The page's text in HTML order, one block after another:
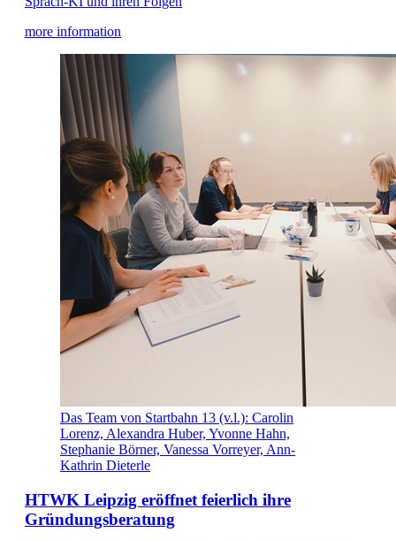
more information
Das Team von Startbahn 13 (v.l.): Carolin
Lorenz, Alexandra Huber, Yvonne Hahn,
Stephanie Börner, Vanessa Vorreyer, Ann-
Kathrin Dieterle
HTWK Leipzig eröffnet feierlich ihre
Gründungsberatung